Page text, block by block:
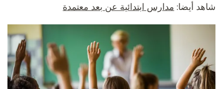
شاهد أيضا: مدارس ابتدائية عن بعد معتمدة